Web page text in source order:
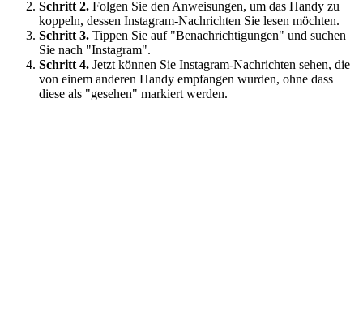
Schritt 2. Folgen Sie den Anweisungen, um das Handy zu
koppeln, dessen Instagram-Nachrichten Sie lesen möchten.
Schritt 3. Tippen Sie auf "Benachrichtigungen" und suchen
Sie nach "Instagram".
Schritt 4. Jetzt können Sie Instagram-Nachrichten sehen, die
von einem anderen Handy empfangen wurden, ohne dass
diese als "gesehen" markiert werden.